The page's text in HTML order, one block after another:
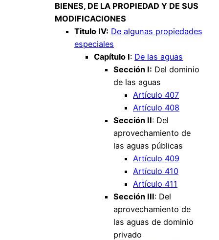
BIENES, DE LA PROPIEDAD Y DE SUS
MODIFICACIONES
Titulo IV: De algunas propiedades
especiales
Capítulo I: De las aguas
Sección I: Del dominio
de las aguas
Artículo 407
Artículo 408
Sección II: Del
aprovechamiento de
las aguas públicas
Artículo 409
Artículo 410
Artículo 411
Sección III: Del
aprovechamiento de
las aguas de dominio
privado